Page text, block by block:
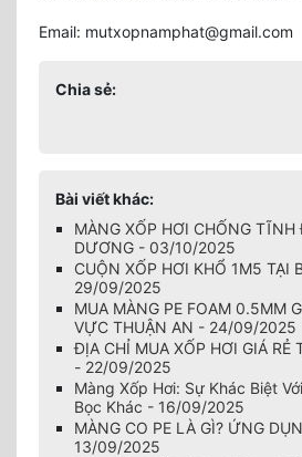
Email: mutxopnamphat@gmail.com
Chia sẻ:
Bài viết khác:
MÀNG XỐP HƠI CHỐNG TĨNH
DƯƠNG - 03/10/2025
CUỘN XỐP HƠI KHỔ 1M5 TẠI
29/09/2025
MUA MÀNG PE FOAM 0.5MM
VỰC THUẬN AN - 24/09/2025
ĐỊA CHỈ MUA XỐP HƠI GIÁ RẺ
- 22/09/2025
Màng Xốp Hơi: Sự Khác Biệt
Bọc Khác - 16/09/2025
MÀNG CO PE LÀ GÌ? ỨNG
13/09/2025